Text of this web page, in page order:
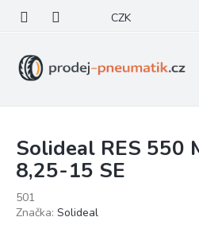
obsah
CZK
Solideal RES 550
8,25-15 SE
501
Značka: Solideal